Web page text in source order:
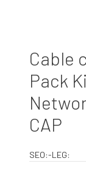
Cable
Pack
CAP
SEO:-LEG: